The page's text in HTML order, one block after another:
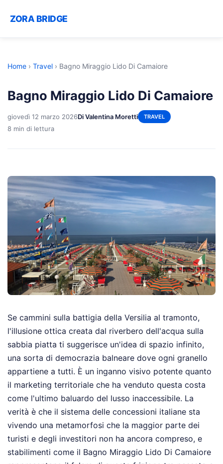
ZORA BRIDGE
Home › Travel › Bagno Miraggio Lido Di Camaiore
Bagno Miraggio Lido Di Camaiore
giovedì 12 marzo 2026Di Valentina Moretti TRAVEL
8 min di lettura
Se cammini sulla battigia della Versilia al tramonto,
l'illusione ottica creata dal riverbero dell'acqua sulla
sabbia piatta ti suggerisce un'idea di spazio infinito,
una sorta di democrazia balneare dove ogni granello
appartiene a tutti. È un inganno visivo potente quanto
il marketing territoriale che ha venduto questa costa
come l'ultimo baluardo del lusso inaccessibile. La
verità è che il sistema delle concessioni italiane sta
vivendo una metamorfosi che la maggior parte dei
turisti e degli investitori non ha ancora compreso, e
stabilimenti come il Bagno Miraggio Lido Di Camaiore